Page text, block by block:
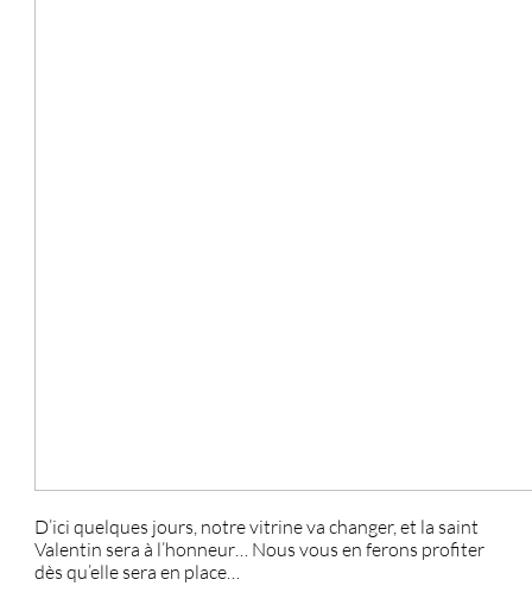
D’ici quelques jours, notre vitrine va changer, et la saint
Valentin sera à l’honneur… Nous vous en ferons profiter
dès qu’elle sera en place…